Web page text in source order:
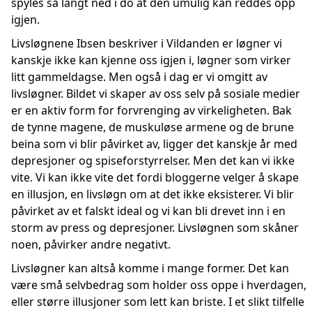
igjen.
Livsløgnene Ibsen beskriver i Vildanden er løgner vi
kanskje ikke kan kjenne oss igjen i, løgner som virker
litt gammeldagse. Men også i dag er vi omgitt av
livsløgner. Bildet vi skaper av oss selv på sosiale medier
er en aktiv form for forvrenging av virkeligheten. Bak
de tynne magene, de muskuløse armene og de brune
beina som vi blir påvirket av, ligger det kanskje år med
depresjoner og spiseforstyrrelser. Men det kan vi ikke
vite. Vi kan ikke vite det fordi bloggerne velger å skape
en illusjon, en livsløgn om at det ikke eksisterer. Vi blir
påvirket av et falskt ideal og vi kan bli drevet inn i en
storm av press og depresjoner. Livsløgnen som skåner
noen, påvirker andre negativt.
Livsløgner kan altså komme i mange former. Det kan
være små selvbedrag som holder oss oppe i hverdagen,
eller større illusjoner som lett kan briste. I et slikt tilfelle